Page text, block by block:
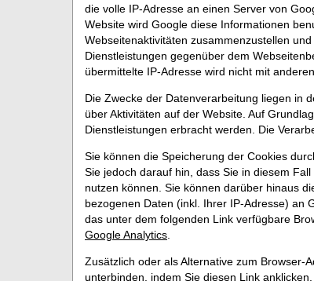
die volle IP-Adresse an einen Server von
Website wird Google diese Informationen
Webseitenaktivitäten zusammenzustellen
Dienstleistungen gegenüber dem
übermittelte IP-Adresse wird nicht mit
Die Zwecke der Datenverarbeitung liegen in
über Aktivitäten auf der Website. Auf
Dienstleistungen erbracht werden. Die
Sie können die Speicherung der Cookies
Sie jedoch darauf hin, dass Sie in diesem
nutzen können. Sie können darüber hinaus
bezogenen Daten (inkl. Ihrer IP-Adresse) an
das unter dem folgenden Link verfügbare
Google Analytics
Zusätzlich oder als Alternative zum Browser-
unterbinden, indem Sie diesen Link anklicken